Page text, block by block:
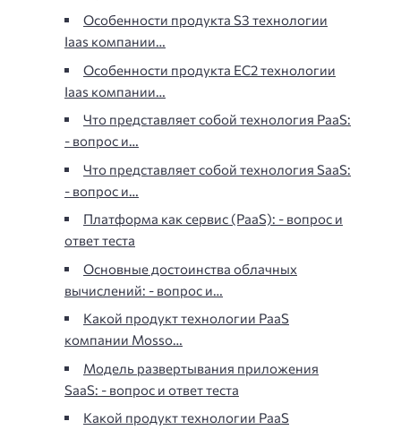
Особенности продукта S3 технологии
Iaas компании…
Особенности продукта ЕС2 технологии
Iaas компании…
Что представляет собой технология PaaS:
- вопрос и…
Что представляет собой технология SaaS:
- вопрос и…
Платформа как сервис (PaaS): - вопрос и
ответ теста
Основные достоинства облачных
вычислений: - вопрос и…
Какой продукт технологии PaaS
компании Mosso…
Модель развертывания приложения
SaaS: - вопрос и ответ теста
Какой продукт технологии PaaS